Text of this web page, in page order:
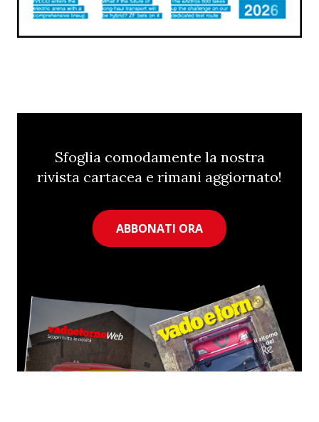
Sfoglia comodamente la nostra
rivista cartacea e rimani aggiornato!
ABBONATI ORA